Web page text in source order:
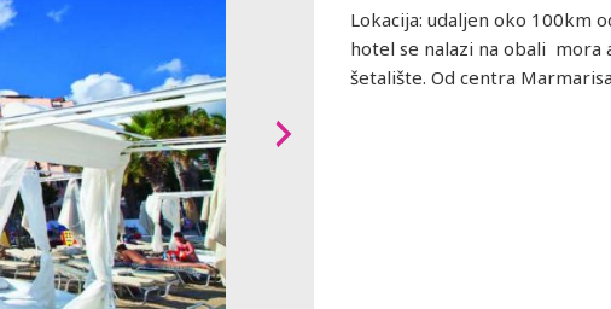
Lokacija: udaljen oko 100km
hotel se nalazi na obali mora
šetalište. Od centra